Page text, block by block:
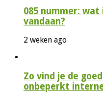
085 nummer:
vandaan?
2 weken ago
Zo vind je de
onbeperkt